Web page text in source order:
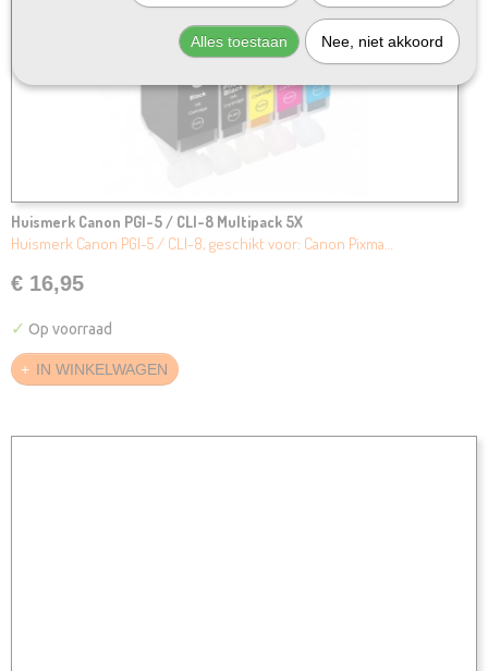
Huismerk Canon PGI-5 / CLI-8 Multipack 5X
Huismerk Canon PGI-5 / CLI-8, geschikt voor: Canon Pixma…
€ 16,95
✓ Op voorraad
IN WINKELWAGEN
Alles toestaan Nee, niet akkoord